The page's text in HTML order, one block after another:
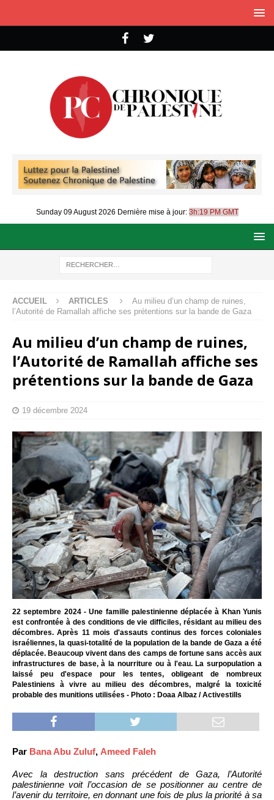
Sunday 09 August 2026 Dernière mise à jour: 3h:19 PM GMT
ACCUEIL ARTICLES
Au milieu d’un champ de ruines,
l’Autorité de Ramallah affiche ses prétentions sur la bande de Gaza
Au milieu d’un champ de ruines,
l’Autorité de Ramallah affiche ses
prétentions sur la bande de Gaza
19 décembre 2024
22 septembre 2024 - Une famille palestinienne déplacée à Khan Yunis
est confrontée à des conditions de vie difficiles, résidant au milieu des
décombres. Après 11 mois d'assauts continus des forces coloniales
israéliennes, la quasi-totalité de la population de la bande de Gaza a été
déplacée. Beaucoup vivent dans des camps de fortune sans accès aux
infrastructures de base, à la nourriture ou à l'eau. La surpopulation a
laissé peu d'espace pour les tentes, obligeant de nombreux
Palestiniens à vivre au milieu des décombres, malgré la toxicité
probable des munitions utilisées - Photo : Doaa Albaz / Activestills
Par Bana Abu Zuluf, Ameed Faleh
Avec la destruction sans précédent de Gaza, l’Autorité
palestinienne voit l’occasion de se positionner au centre de
l’avenir du territoire, en donnant une fois de plus la priorité à sa